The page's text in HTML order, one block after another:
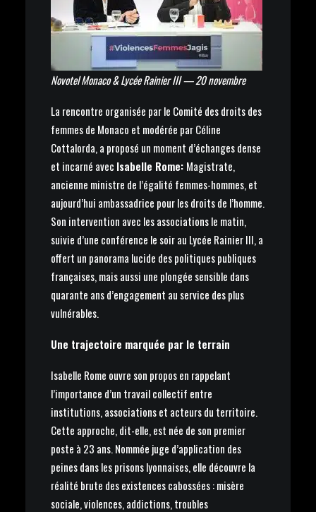
Novotel Monaco & Lycée Rainier III — 20 novembre
La rencontre organisée par le Comité des droits des
femmes de Monaco et modérée par Céline
Cottalorda, a proposé un moment d’échanges dense
et incarné avec Isabelle Rome: Magistrate,
ancienne ministre de l’égalité femmes-hommes, et
aujourd’hui ambassadrice pour les droits de l’homme.
Son intervention avec les associations le matin,
suivie d’une conférence le soir au Lycée Rainier III, a
offert un panorama lucide des politiques publiques
françaises, mais aussi une plongée sensible dans
quarante ans d’engagement au service des plus
vulnérables.
Une trajectoire marquée par le terrain
Isabelle Rome ouvre son propos en rappelant
l’importance d’un travail collectif entre
institutions, associations et acteurs du territoire.
Cette approche, dit-elle, est née de son premier
poste à 23 ans. Nommée juge d’application des
peines dans les prisons lyonnaises, elle découvre la
réalité brute des existences cabossées : misère
sociale, violences, addictions, troubles